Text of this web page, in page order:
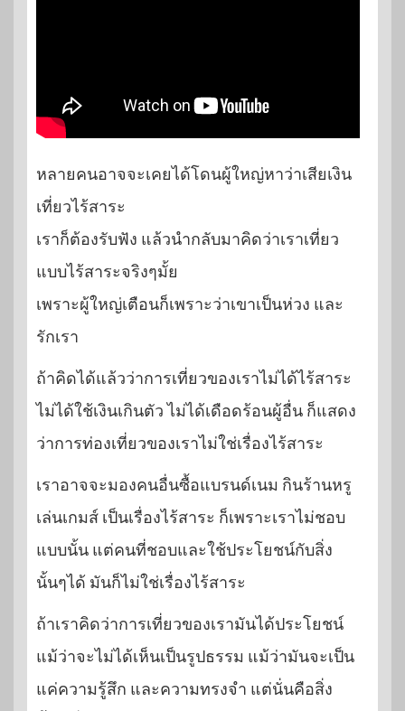
หลายคนอาจจะเคยได้โดนผู้ใหญ่หาว่าเสียเงิน
เที่ยวไร้สาระ
เราก็ต้องรับฟัง แล้วนำกลับมาคิดว่าเราเที่ยว
แบบไร้สาระจริงๆมั้ย
เพราะผู้ใหญ่เตือนก็เพราะว่าเขาเป็นห่วง และ
รักเรา
ถ้าคิดได้แล้วว่าการเที่ยวของเราไม่ได้ไร้สาระ
ไม่ได้ใช้เงินเกินตัว ไม่ได้เดือดร้อนผู้อื่น ก็แสดง
ว่าการท่องเที่ยวของเราไม่ใช่เรื่องไร้สาระ
เราอาจจะมองคนอื่นซื้อแบรนด์เนม กินร้านหรู
เล่นเกมส์ เป็นเรื่องไร้สาระ ก็เพราะเราไม่ชอบ
แบบนั้น แต่คนที่ชอบและใช้ประโยชน์กับสิ่ง
นั้นๆได้ มันก็ไม่ใช่เรื่องไร้สาระ
ถ้าเราคิดว่าการเที่ยวของเรามันได้ประโยชน์
แม้ว่าจะไม่ได้เห็นเป็นรูปธรรม แม้ว่ามันจะเป็น
แค่ความรู้สึก และความทรงจำ แต่นั่นคือสิ่ง